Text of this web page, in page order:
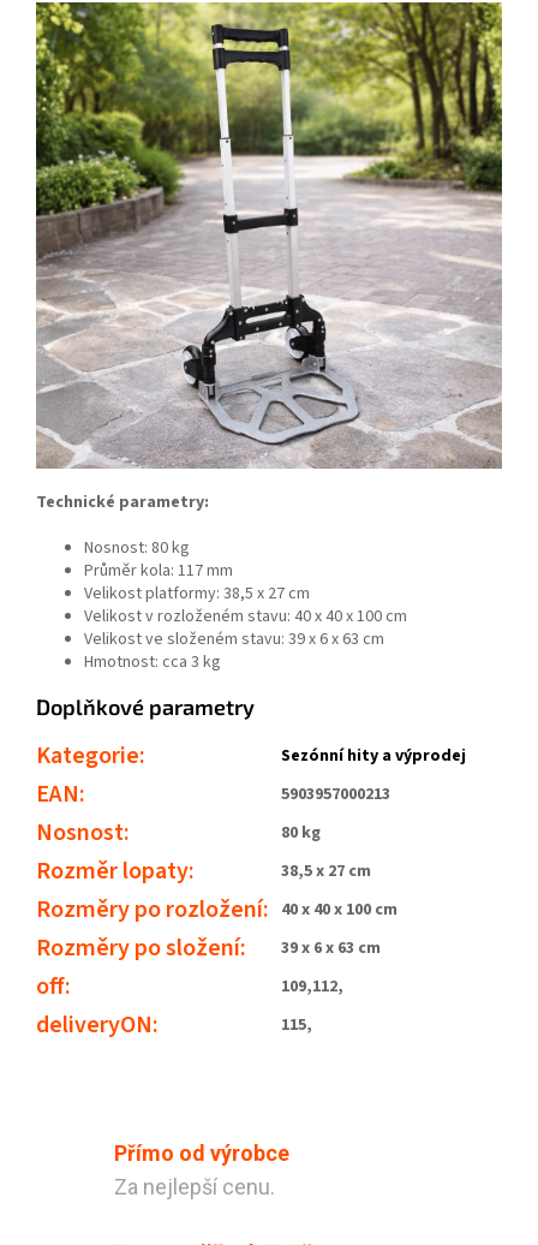
Přímo od výrobce
Za nejlepší cenu.
Technické parametry:
Nosnost: 80 kg
Průměr kola: 117 mm
Velikost platformy: 38,5 x 27 cm
Velikost v rozloženém stavu: 40 x 40 x 100 cm
Velikost ve složeném stavu: 39 x 6 x 63 cm
Hmotnost: cca 3 kg
Doplňkové parametry
Kategorie: Sezónní hity a výprodej
EAN: 5903957000213
Nosnost: 80 kg
Rozměr lopaty: 38,5 x 27 cm
Rozměry po rozložení: 40 x 40 x 100 cm
Rozměry po složení: 39 x 6 x 63 cm
off: 109,112,
deliveryON: 115,
Odeslat
Powered by chaterimo